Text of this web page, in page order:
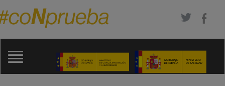
al
principal
Toggle
navigation